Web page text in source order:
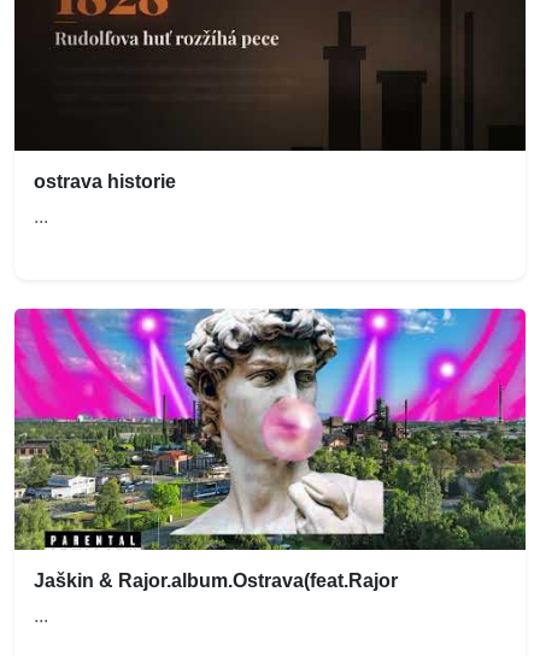
ostrava historie
...
Jaškin & Rajor.album.Ostrava(feat.Rajor
...